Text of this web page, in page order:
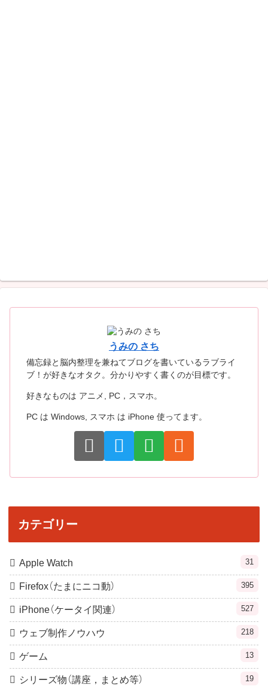
うみの さち
備忘録と脳内整理を兼ねてブログを書いているラブライ
ブ！が好きなオタク。分かりやすく書くのが目標です。
好きなものは アニメ, PC，スマホ。
PC は Windows, スマホ は iPhone 使ってます。
カテゴリー
Apple Watch 31
Firefox（たまにニコ動） 395
iPhone（ケータイ関連） 527
ウェブ制作ノウハウ 218
ゲーム 13
シリーズ物（講座，まとめ等） 19